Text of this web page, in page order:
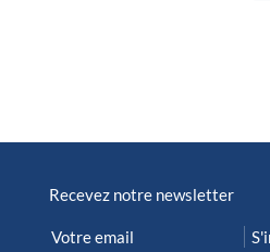
Recevez notre newsletter